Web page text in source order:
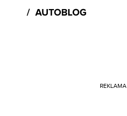
REKLAMA